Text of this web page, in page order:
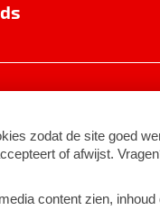
2026BNNVARA